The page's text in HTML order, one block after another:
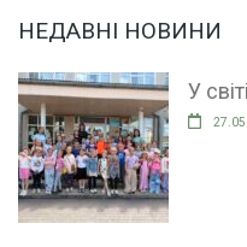
НЕДАВНІ НОВИНИ
У